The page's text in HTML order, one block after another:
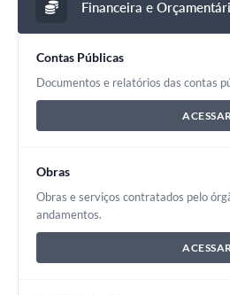
Financeira e
Contas Públicas
Documentos e relatórios das contas
Obras
Obras e serviços contratados pelo
andamentos.